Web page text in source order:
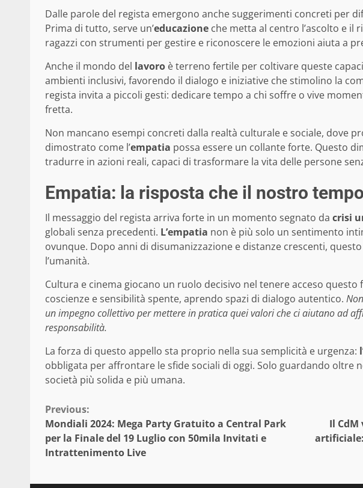
Dalle parole del regista emergono anche suggerimenti concreti per
Prima di tutto, serve un’educazione che metta al centro l’ascolto e il
ragazzi con strumenti per gestire e riconoscere le emozioni aiuta a
Anche il mondo del lavoro è terreno fertile per coltivare queste
ambienti inclusivi, favorendo il dialogo e iniziative che stimolino la
regista invita a piccoli gesti: dedicare tempo a chi soffre o vive
fretta.
Non mancano esempi concreti dalla realtà culturale e sociale, dove
dimostrato come l’empatia possa essere un collante forte. Questo
tradurre in azioni reali, capaci di trasformare la vita delle persone
Empatia: la risposta che il nostro
Il messaggio del regista arriva forte in un momento segnato da crisi
globali senza precedenti. L’empatia non è più solo un sentimento
ovunque. Dopo anni di disumanizzazione e distanze crescenti,
l’umanità.
Cultura e cinema giocano un ruolo decisivo nel tenere acceso
coscienze e sensibilità spente, aprendo spazi di dialogo autentico.
un impegno collettivo per mettere in pratica quei valori che ci aiutano ad
responsabilità.
La forza di questo appello sta proprio nella sua semplicità e urgenza:
obbligata per affrontare le sfide sociali di oggi. Solo guardando oltre
società più solida e più umana.
Continue
Reading
Previous:
Mondiali 2024: Mega Party Gratuito a Central Park
per la Finale del 19 Luglio con 50mila Invitati e
Intrattenimento Live
Il